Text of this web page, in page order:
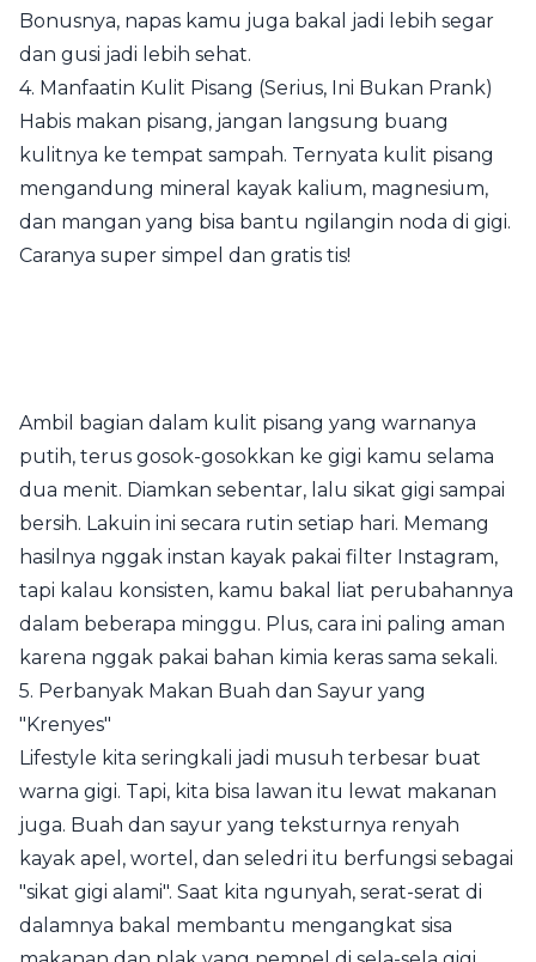
Bonusnya, napas kamu juga bakal jadi lebih segar
dan gusi jadi lebih sehat.
4. Manfaatin Kulit Pisang (Serius, Ini Bukan Prank)
Habis makan pisang, jangan langsung buang
kulitnya ke tempat sampah. Ternyata kulit pisang
mengandung mineral kayak kalium, magnesium,
dan mangan yang bisa bantu ngilangin noda di gigi.
Caranya super simpel dan gratis tis!
Ambil bagian dalam kulit pisang yang warnanya
putih, terus gosok-gosokkan ke gigi kamu selama
dua menit. Diamkan sebentar, lalu sikat gigi sampai
bersih. Lakuin ini secara rutin setiap hari. Memang
hasilnya nggak instan kayak pakai filter Instagram,
tapi kalau konsisten, kamu bakal liat perubahannya
dalam beberapa minggu. Plus, cara ini paling aman
karena nggak pakai bahan kimia keras sama sekali.
5. Perbanyak Makan Buah dan Sayur yang
"Krenyes"
Lifestyle kita seringkali jadi musuh terbesar buat
warna gigi. Tapi, kita bisa lawan itu lewat makanan
juga. Buah dan sayur yang teksturnya renyah
kayak apel, wortel, dan seledri itu berfungsi sebagai
"sikat gigi alami". Saat kita ngunyah, serat-serat di
dalamnya bakal membantu mengangkat sisa